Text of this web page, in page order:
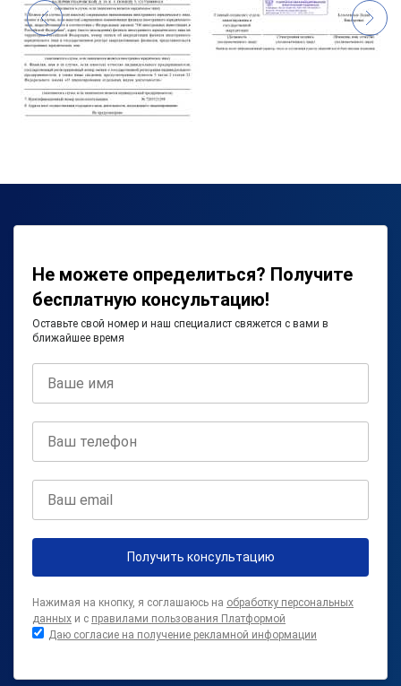
Не можете определиться? Получите
бесплатную консультацию!
Оставьте свой номер и наш специалист свяжется с вами в
ближайшее время
Получить консультацию
Нажимая на кнопку, я соглашаюсь на обработку персональных
данных и с правилами пользования Платформой
Даю согласие на получение рекламной информации